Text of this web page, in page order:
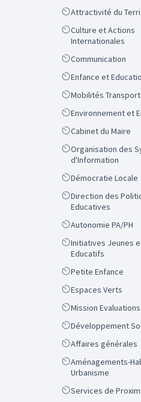
ScopeAttractivité du
Scope
Culture et Actions
Internationales
ScopeCommunication
ScopeEnfance et
ScopeMobilités
ScopeEnvironnement et
ScopeCabinet du Maire
Scope
Organisation des Systèmes
d'Information
ScopeDémocratie Locale
Scope
Direction des Politiques
Educatives
ScopeAutonomie PA/PH
Scope
Initiatives Jeunes et Dispositifs
Educatifs
ScopePetite Enfance
ScopeEspaces Verts
ScopeMission Evaluations
ScopeDéveloppement
ScopeAffaires générales
Scope
Aménagements-Habitat-
Urbanisme
ScopeServices de